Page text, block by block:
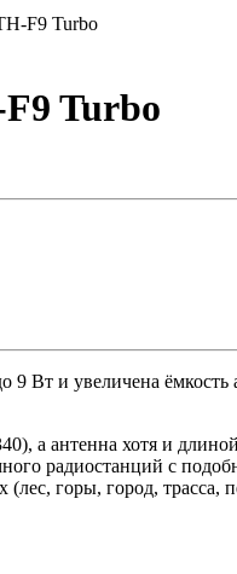
F9 Turbo
Turbo
Вт и увеличена
а антенна хотя и
радиостанций с
горы, город, трасса,